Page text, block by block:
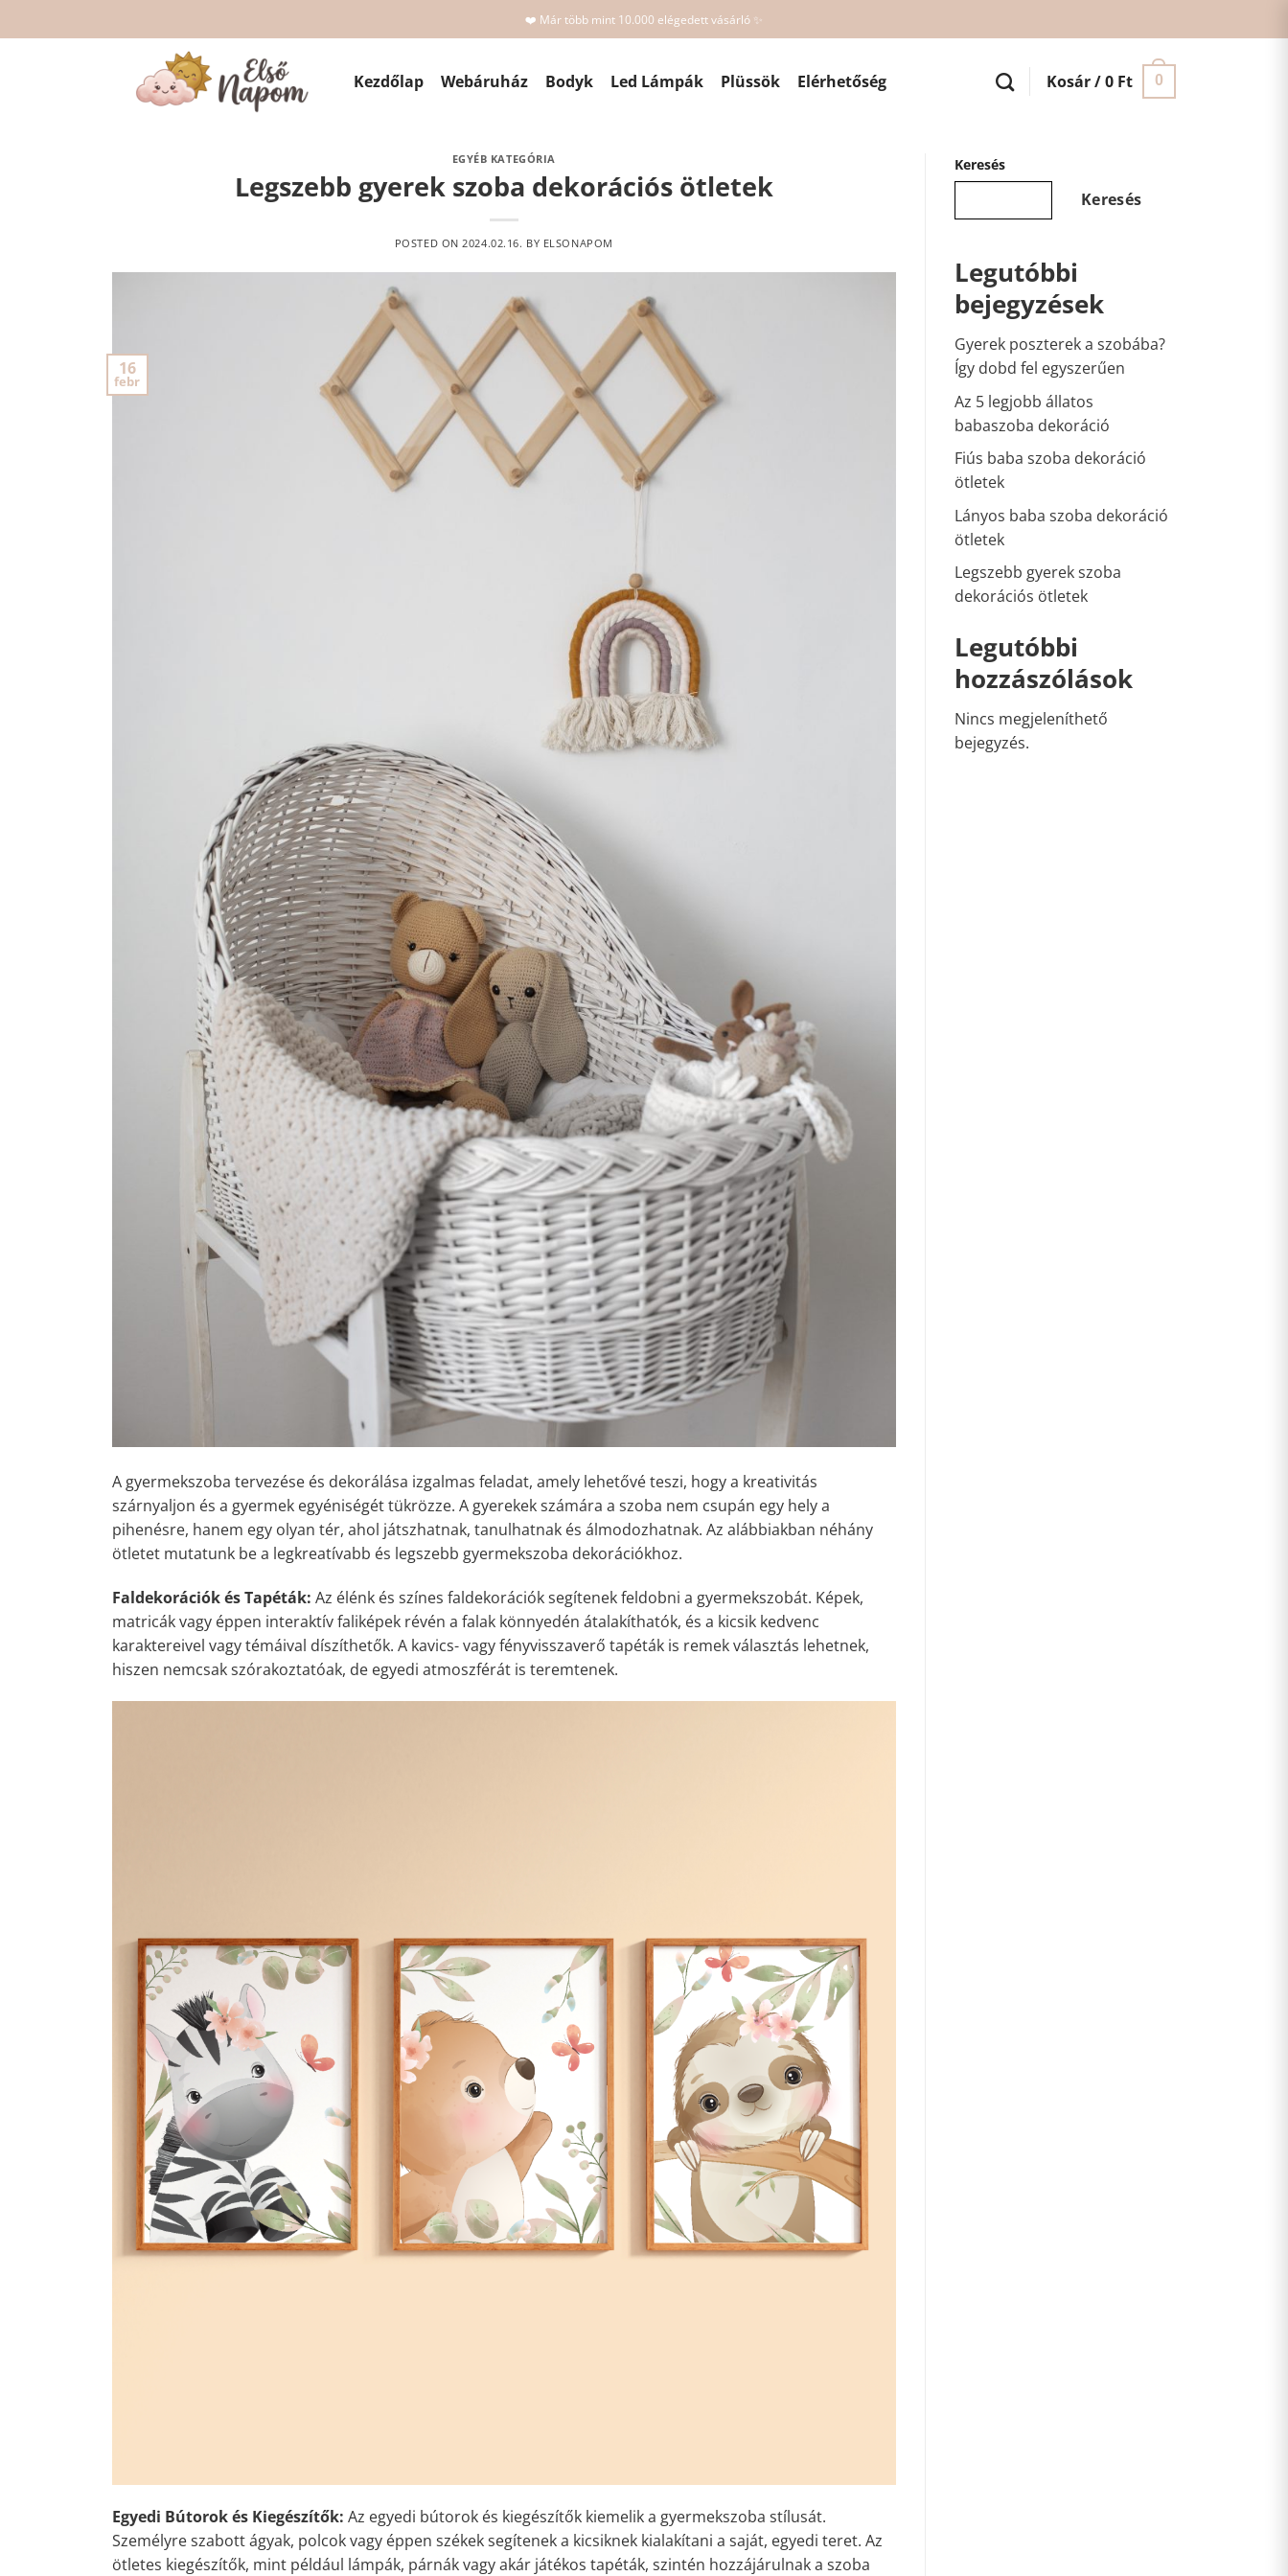
to
❤️ Már több mint 10.000 elégedett vásárló ✨
Kezdőlap Webáruház Bodyk Led Lámpák Plüssök Elérhetőség Kosár /0 Ft 0
EGYÉB KATEGÓRIA
Legszebb gyerek szoba dekorációs ötletek
POSTED ON 2024.02.16. BY ELSONAPOM
16
febr
A gyermekszoba tervezése és dekorálása izgalmas feladat, amely lehetővé teszi, hogy a kreativitás
szárnyaljon és a gyermek egyéniségét tükrözze. A gyerekek számára a szoba nem csupán egy hely a
pihenésre, hanem egy olyan tér, ahol játszhatnak, tanulhatnak és álmodozhatnak. Az alábbiakban néhány
ötletet mutatunk be a legkreatívabb és legszebb gyermekszoba dekorációkhoz.
Faldekorációk és Tapéták: Az élénk és színes faldekorációk segítenek feldobni a gyermekszobát. Képek,
matricák vagy éppen interaktív faliképek révén a falak könnyedén átalakíthatók, és a kicsik kedvenc
karaktereivel vagy témáival díszíthetők. A kavics- vagy fényvisszaverő tapéták is remek választás lehetnek,
hiszen nemcsak szórakoztatóak, de egyedi atmoszférát is teremtenek.
Egyedi Bútorok és Kiegészítők: Az egyedi bútorok és kiegészítők kiemelik a gyermekszoba stílusát.
Személyre szabott ágyak, polcok vagy éppen székek segítenek a kicsiknek kialakítani a saját, egyedi teret. Az
ötletes kiegészítők, mint például lámpák, párnák vagy akár játékos tapéták, szintén hozzájárulnak a szoba
Keresés
Keresés
Legutóbbi
bejegyzések
Gyerek poszterek a szobába?
Így dobd fel egyszerűen
Az 5 legjobb állatos
babaszoba dekoráció
Fiús baba szoba dekoráció
ötletek
Lányos baba szoba dekoráció
ötletek
Legszebb gyerek szoba
dekorációs ötletek
Legutóbbi
hozzászólások
Nincs megjeleníthető
bejegyzés.